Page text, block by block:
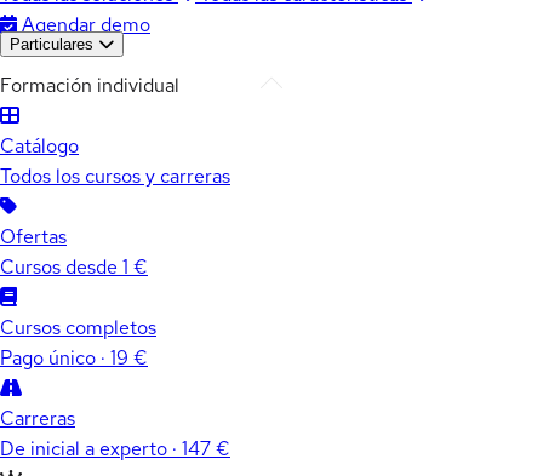
Agendar demo
Particulares
Formación individual
Catálogo
Todos los cursos y carreras
Ofertas
Cursos desde 1 €
Cursos completos
Pago único · 19 €
Carreras
De inicial a experto · 147 €